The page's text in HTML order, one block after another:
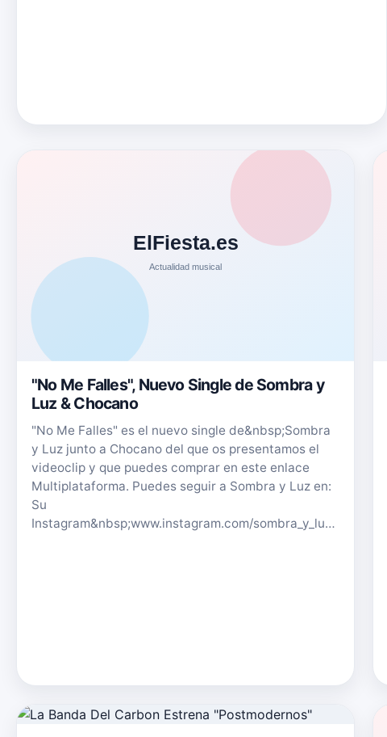
"No Me Falles", Nuevo Single de Sombra y
Luz & Chocano
"No Me Falles" es el nuevo single de&nbsp;Sombra
y Luz junto a Chocano del que os presentamos el
videoclip y que puedes comprar en este enlace
Multiplataforma. Puedes seguir a Sombra y Luz en:
Su
Instagram&nbsp;www.instagram.com/sombra_y_lu…